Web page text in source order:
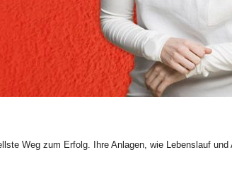
Weg zum Erfolg. Ihre Anlagen, wie Lebenslauf und